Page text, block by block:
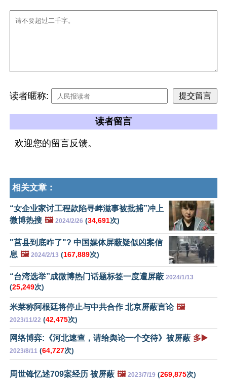
读者暱称:
读者留言
欢迎您的留言反馈。
相关文章：
“女企业家讨工程款陷寻衅滋事被批捕”冲上
微博热搜 🖼️ 2024/2/26 (34,691次)
"莒县到底咋了"? 中国媒体屏蔽疑似凶案信
息 🖼️ 2024/2/13 (167,889次)
“台湾选举”成微博热门话题标签一度遭屏蔽 2024/1/13
(25,249次)
米莱称阿根廷将停止与中共合作 北京屏蔽言论 🖼️
2023/11/22 (42,475次)
网络博弈:《河北速查，请给舆论一个交待》被屏蔽 多▶️
2023/8/11 (64,727次)
周世锋忆述709案经历 被屏蔽 🖼️ 2023/7/19 (269,875次)